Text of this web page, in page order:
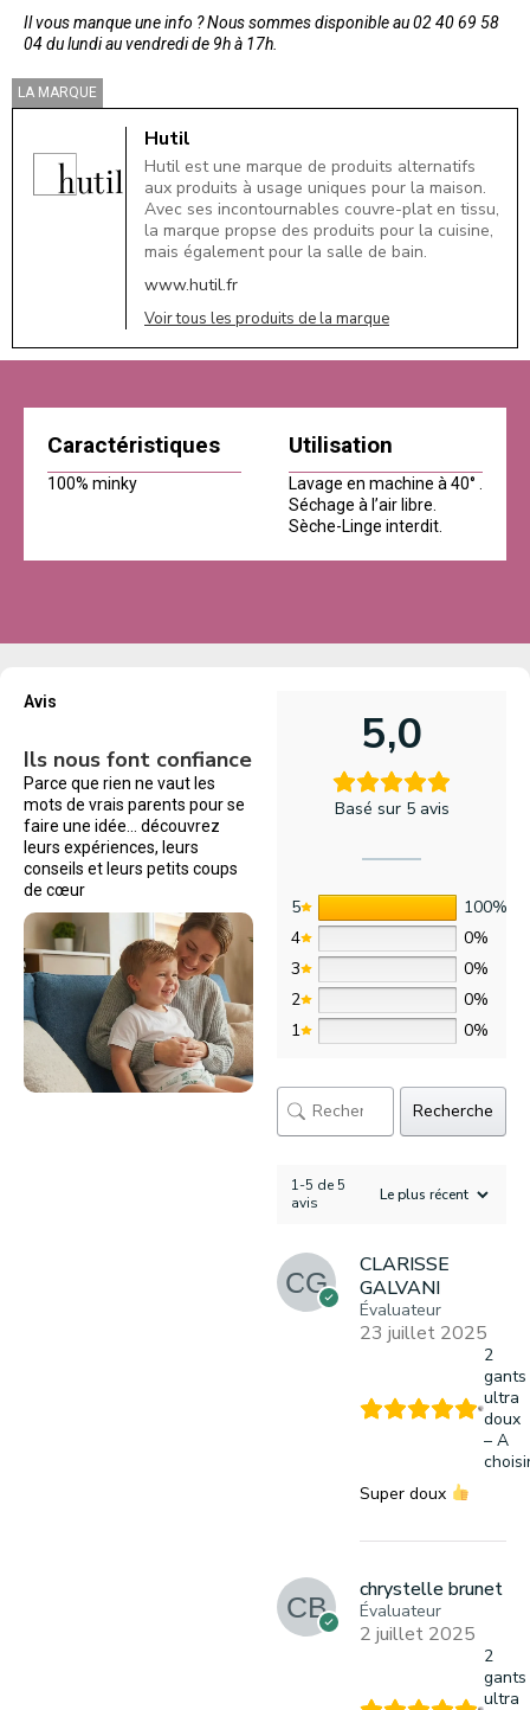
Il vous manque une info ? Nous sommes disponible au 02 40 69 58
04 du lundi au vendredi de 9h à 17h.
LA MARQUE
Hutil
Hutil est une marque de produits alternatifs
aux produits à usage uniques pour la maison.
Avec ses incontournables couvre-plat en tissu,
la marque propse des produits pour la cuisine,
mais également pour la salle de bain.
www.hutil.fr
Voir tous les produits de la marque
Caractéristiques
100% minky
Utilisation
Lavage en machine à 40° .
Séchage à l’air libre.
Sèche-Linge interdit.
Avis
Ils nous font confiance
Parce que rien ne vaut les
mots de vrais parents pour se
faire une idée… découvrez
leurs expériences, leurs
conseils et leurs petits coups
de cœur
5,0
Basé sur 5 avis
5
100%
4
0%
3
0%
2
0%
1
0%
Recherche
1-5 de 5
avis
CLARISSE
GALVANI
Évaluateur
23 juillet 2025
2
gants
ultra
doux
– A
Super doux
chrystelle brunet
Évaluateur
2 juillet 2025
2
gants
ultra